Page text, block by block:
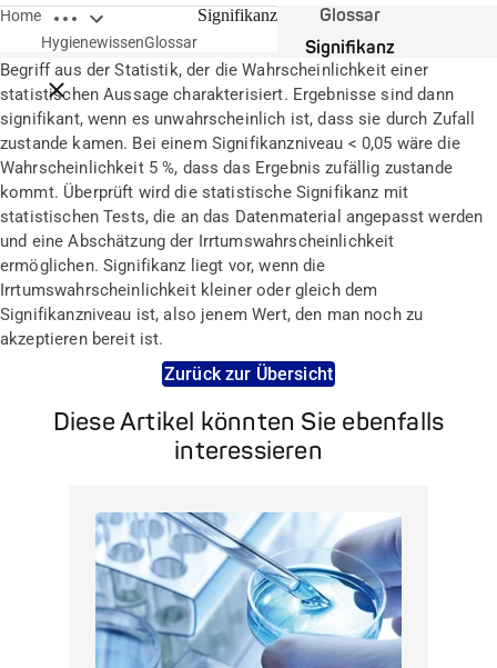
Home Breadcrumbs öffnen
Breadcrumbs schließen
HygienewissenGlossar
Signifikanz
Glossar
Signifikanz
Begriff aus der Statistik, der die Wahrscheinlichkeit einer
statistischen Aussage charakterisiert. Ergebnisse sind dann
signifikant, wenn es unwahrscheinlich ist, dass sie durch Zufall
zustande kamen. Bei einem Signifikanzniveau < 0,05 wäre die
Wahrscheinlichkeit 5 %, dass das Ergebnis zufällig zustande
kommt. Überprüft wird die statistische Signifikanz mit
statistischen Tests, die an das Datenmaterial angepasst werden
und eine Abschätzung der Irrtumswahrscheinlichkeit
ermöglichen. Signifikanz liegt vor, wenn die
Irrtumswahrscheinlichkeit kleiner oder gleich dem
Signifikanzniveau ist, also jenem Wert, den man noch zu
akzeptieren bereit ist.
Zurück zur Übersicht
Diese Artikel könnten Sie ebenfalls
interessieren